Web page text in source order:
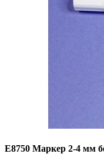
E8750 Маркер 2-4 мм